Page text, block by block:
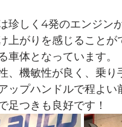
珍しく4発のエンジン
上がりを感じること
車体となっています。
、機敏性が良く、乗
ップハンドルで程よ
足つきも良好です！